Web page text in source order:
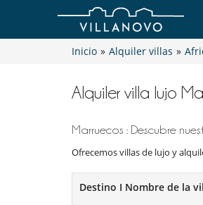
Inicio » Alquiler villas »
Alquiler villa lujo
Marruecos : Descubre
Ofrecemos villas de lujo y
Destino I Nombre de la